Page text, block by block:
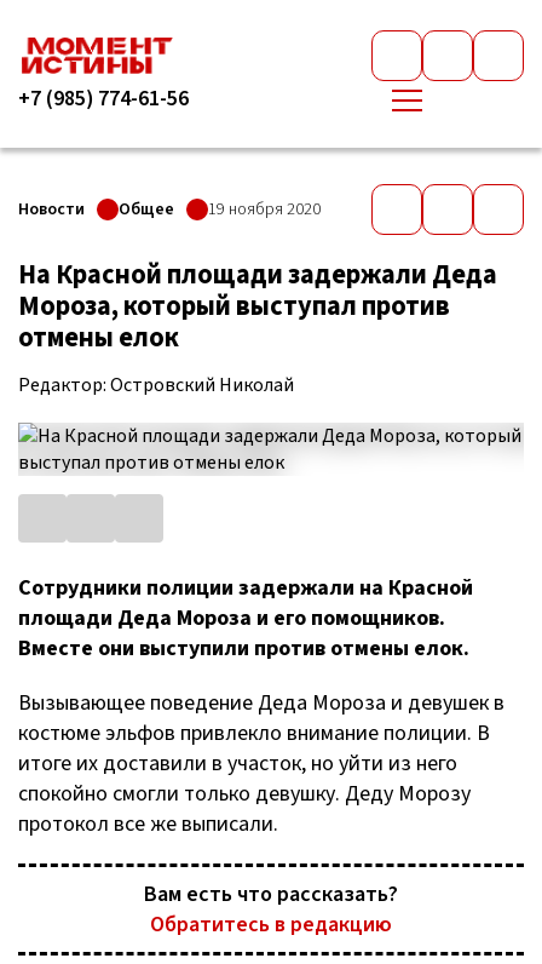
+7 (985) 774-61-56
Новости Общее 19 ноября 2020
На Красной площади задержали Деда
Мороза, который выступал против
отмены елок
Редактор: Островский Николай
Сотрудники полиции задержали на Красной
площади Деда Мороза и его помощников.
Вместе они выступили против отмены елок.
Вызывающее поведение Деда Мороза и девушек в
костюме эльфов привлекло внимание полиции. В
итоге их доставили в участок, но уйти из него
спокойно смогли только девушку. Деду Морозу
протокол все же выписали.
Вам есть что рассказать?
Обратитесь в редакцию